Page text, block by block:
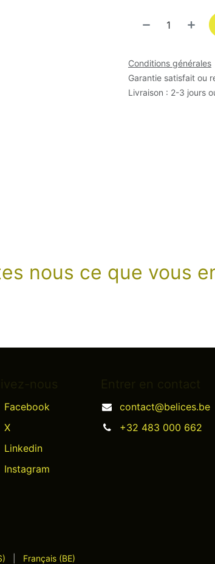
Conditions générales
Garantie satisfait ou
Livraison : 2-3 jours
nous ce que vous
Facebook
X
Linkedin
Instagram
contact@belices.be
+32 483 000 662
Français (BE)